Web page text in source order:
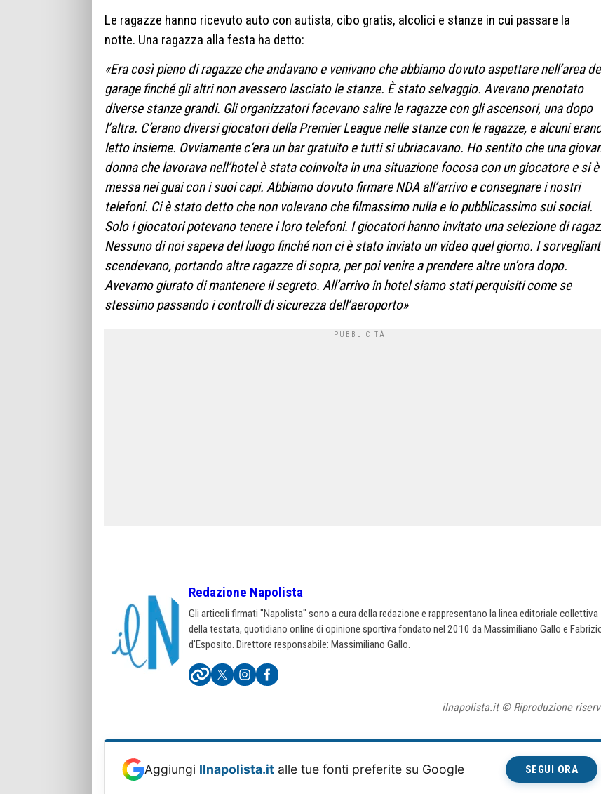
Le ragazze hanno ricevuto auto con autista, cibo gratis, alcolici e stanze in cui passare la
notte. Una ragazza alla festa ha detto:
«Era così pieno di ragazze che andavano e venivano che abbiamo dovuto aspettare nell’area
garage finché gli altri non avessero lasciato le stanze. È stato selvaggio. Avevano prenotato
diverse stanze grandi. Gli organizzatori facevano salire le ragazze con gli ascensori, una dopo
l’altra. C’erano diversi giocatori della Premier League nelle stanze con le ragazze, e alcuni
letto insieme. Ovviamente c’era un bar gratuito e tutti si ubriacavano. Ho sentito che una
donna che lavorava nell’hotel è stata coinvolta in una situazione focosa con un giocatore e si è
messa nei guai con i suoi capi. Abbiamo dovuto firmare NDA all’arrivo e consegnare i nostri
telefoni. Ci è stato detto che non volevano che filmassimo nulla e lo pubblicassimo sui social.
Solo i giocatori potevano tenere i loro telefoni. I giocatori hanno invitato una selezione di
Nessuno di noi sapeva del luogo finché non ci è stato inviato un video quel giorno. I
scendevano, portando altre ragazze di sopra, per poi venire a prendere altre un’ora dopo.
Avevamo giurato di mantenere il segreto. All’arrivo in hotel siamo stati perquisiti come se
stessimo passando i controlli di sicurezza dell’aeroporto»
Redazione Napolista
Gli articoli firmati "Napolista" sono a cura della redazione e rappresentano la linea editoriale collettiva
della testata, quotidiano online di opinione sportiva fondato nel 2010 da Massimiliano Gallo e
d'Esposito. Direttore responsabile: Massimiliano Gallo.
ilnapolista.it © Riproduzione
Aggiungi Ilnapolista.it alle tue fonti preferite su Google SEGUI ORA